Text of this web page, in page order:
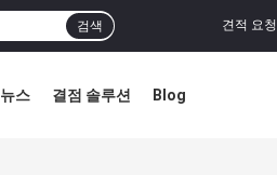
견적 요청
검색
뉴스 결점 솔루션 Blog